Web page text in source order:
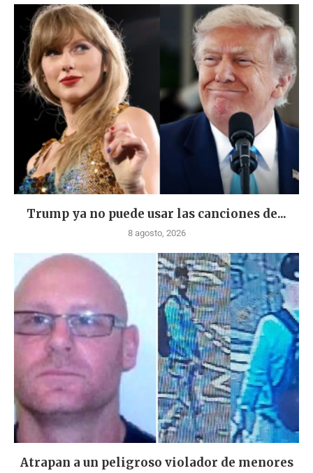
Trump ya no puede usar las canciones de...
8 agosto, 2026
Atrapan a un peligroso violador de menores